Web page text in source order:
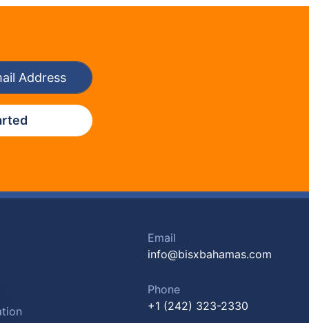
Email
info@bisxbahamas.com
Phone
+1 (242) 323-2330